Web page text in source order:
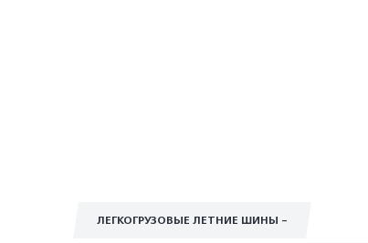
ЛЕГКОГРУЗОВЫЕ ЛЕТНИЕ ШИНЫ -